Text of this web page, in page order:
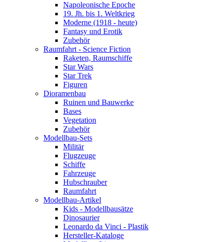
Napoleonische Epoche
19. Jh. bis 1. Weltkrieg
Moderne (1918 - heute)
Fantasy und Erotik
Zubehör
Raumfahrt - Science Fiction
Raketen, Raumschiffe
Star Wars
Star Trek
Figuren
Dioramenbau
Ruinen und Bauwerke
Bases
Vegetation
Zubehör
Modellbau-Sets
Militär
Flugzeuge
Schiffe
Fahrzeuge
Hubschrauber
Raumfahrt
Modellbau-Artikel
Kids - Modellbausätze
Dinosaurier
Leonardo da Vinci - Plastik
Hersteller-Kataloge